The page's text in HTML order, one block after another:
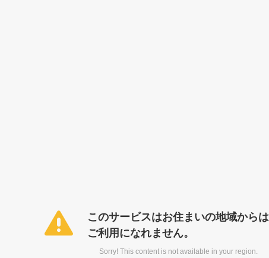
このサービスはお住まいの地域からは
ご利用になれません。
Sorry! This content is not available in your region.